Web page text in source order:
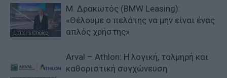
Editor's Choice
Μ. Δρακωτός (BMW Leasing):
«Θέλουμε ο πελάτης να μην είναι ένας
απλός χρήστης»
Arval – Athlon: Η λογική, τολμηρή και
καθοριστική συγχώνευση